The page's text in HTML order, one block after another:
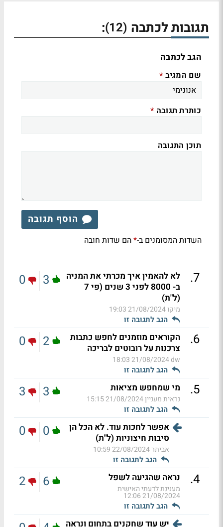
תגובות לכתבה (12)
:
הגב לכתבה
שם המגיב *
כותרת תגובה *
תוכן התגובה
הוסף תגובה
השדות המסומנים ב-*הם שדות חובה
7
.
לא להאמין איך מכרתי את המניה
ב- 8000 לפני 3 שנים (פי 7
(ל"ת)
מיקו21/08/2024 19:03
הגב לתגובה זו
3
0
6
.
הקוראים מוזמנים לחפש כתבות
צרכנות על רובוטים לבריכה
dw
21/08/2024 18:03
הגב לתגובה זו
2
0
5
. מי שמחפש מציאות
נראית מעניין21/08/2024 15:15
הגב לתגובה זו
3
3
אפשר לחכות עוד. לא הכל הן
סיבות חיצוניות (ל"ת)
אביתר22/08/2024 10:59
הגב לתגובה זו
0
0
4
. נראה שהגיעה לשפל
מענינת לדעתי האישית
21/08/2024 12:06
הגב לתגובה זו
6
2
יש עוד שחקנים בתחום ונראה